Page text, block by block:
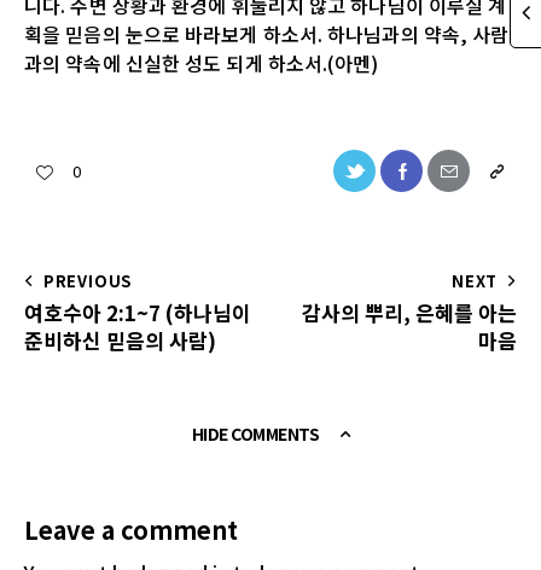
획을 믿음의 눈으로 바라보게 하소서. 하나님과의 약속, 사람
과의 약속에 신실한 성도 되게 하소서.(아멘)
0
PREVIOUS
여호수아 2:1~7 (하나님이
준비하신 믿음의 사람)
NEXT
감사의 뿌리, 은혜를 아는
마음
HIDE COMMENTS
Leave a comment